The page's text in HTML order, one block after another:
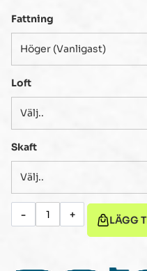
Fattning
Loft
Skaft
- + LÄGG